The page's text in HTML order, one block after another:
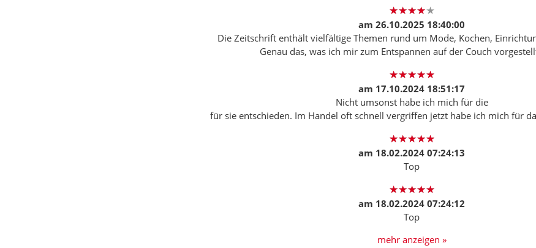
am 26.10.2025 18:40:00
Die Zeitschrift enthält vielfältige Themen rund um Mode, Kochen,
Genau das, was ich mir zum Entspannen auf der Couch
am 17.10.2024 18:51:17
Nicht umsonst habe ich mich für die
für sie entschieden. Im Handel oft schnell vergriffen jetzt habe ich mich für
am 18.02.2024 07:24:13
Top
am 18.02.2024 07:24:12
Top
mehr anzeigen »